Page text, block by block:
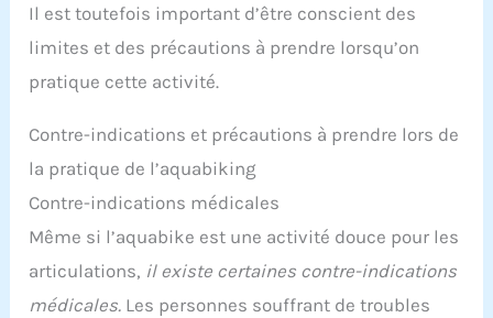
Il est toutefois important d’être conscient des
limites et des précautions à prendre lorsqu’on
pratique cette activité.
Contre-indications et précautions à prendre lors de
la pratique de l’aquabiking
Contre-indications médicales
Même si l’aquabike est une activité douce pour les
articulations, il existe certaines contre-indications
médicales. Les personnes souffrant de troubles